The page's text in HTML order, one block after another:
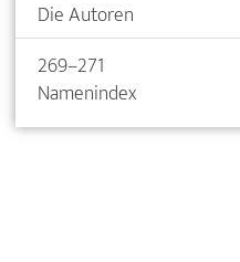
Die Autoren
269–271
Namenindex